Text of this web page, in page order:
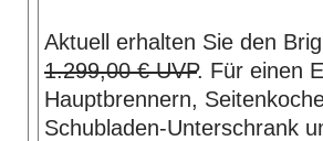
Aktuell erhalten Sie den
1.299,00 € UVP. Für einen
Hauptbrennern,
Schubladen-Unterschrank